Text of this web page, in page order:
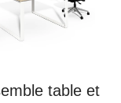
table et